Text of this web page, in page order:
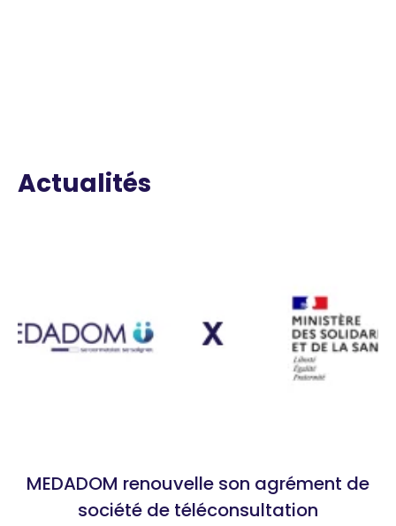
Actualités
MEDADOM renouvelle son agrément de
société de téléconsultation